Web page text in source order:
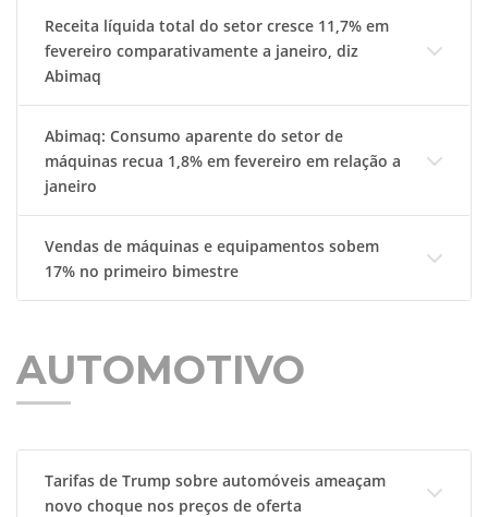
Receita líquida total do setor cresce 11,7% em
fevereiro comparativamente a janeiro, diz
Abimaq
Abimaq: Consumo aparente do setor de
máquinas recua 1,8% em fevereiro em relação a
janeiro
Vendas de máquinas e equipamentos sobem
17% no primeiro bimestre
AUTOMOTIVO
Tarifas de Trump sobre automóveis ameaçam
novo choque nos preços de oferta